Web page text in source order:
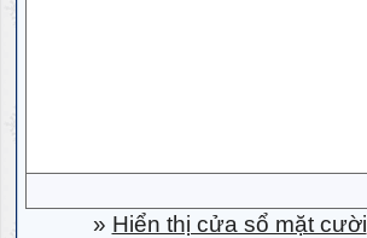
» Hiển thị cửa sổ mặt cười